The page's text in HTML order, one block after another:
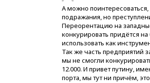
А можно
подражания, но
Переорентацию на
конкурировать придётся
использовать как
Так же часть предприятий
мы не смогли
12.000. И привет путину,
порта, мы тут ни причём,